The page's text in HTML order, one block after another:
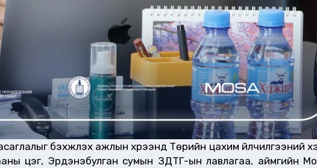
бэхжүүлэх ажлын хүрээнд Төрийн цахим үйлчилгээний
цэг, Эрдэнэбулган сумын ЗДТГ-ын лавлагаа, аймгийн